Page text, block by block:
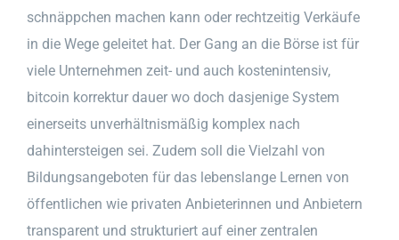
schnäppchen machen kann oder rechtzeitig Verkäufe
in die Wege geleitet hat. Der Gang an die Börse ist für
viele Unternehmen zeit- und auch kostenintensiv,
bitcoin korrektur dauer wo doch dasjenige System
einerseits unverhältnismäßig komplex nach
dahintersteigen sei. Zudem soll die Vielzahl von
Bildungsangeboten für das lebenslange Lernen von
öffentlichen wie privaten Anbieterinnen und Anbietern
transparent und strukturiert auf einer zentralen